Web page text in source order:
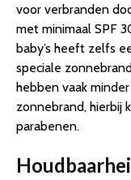
voor verbranden
met minimaal SPF
baby’s heeft zelfs
speciale
hebben vaak
zonnebrand, hierbij
parabenen.